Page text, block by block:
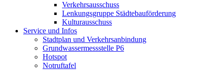
Verkehrsausschuss
Lenkungsgruppe Städtebauförderung
Kulturausschuss
Service und Infos
Stadtplan und Verkehrsanbindung
Grundwassermessstelle P6
Hotspot
Notruftafel